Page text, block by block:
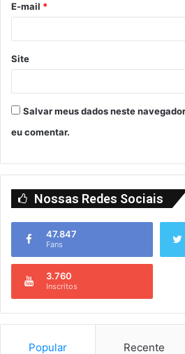
E-mail *
Site
Salvar meus dados neste
eu comentar.
Nossas Redes Sociais
47.847
Fans
3.760
Inscritos
Popular Recente